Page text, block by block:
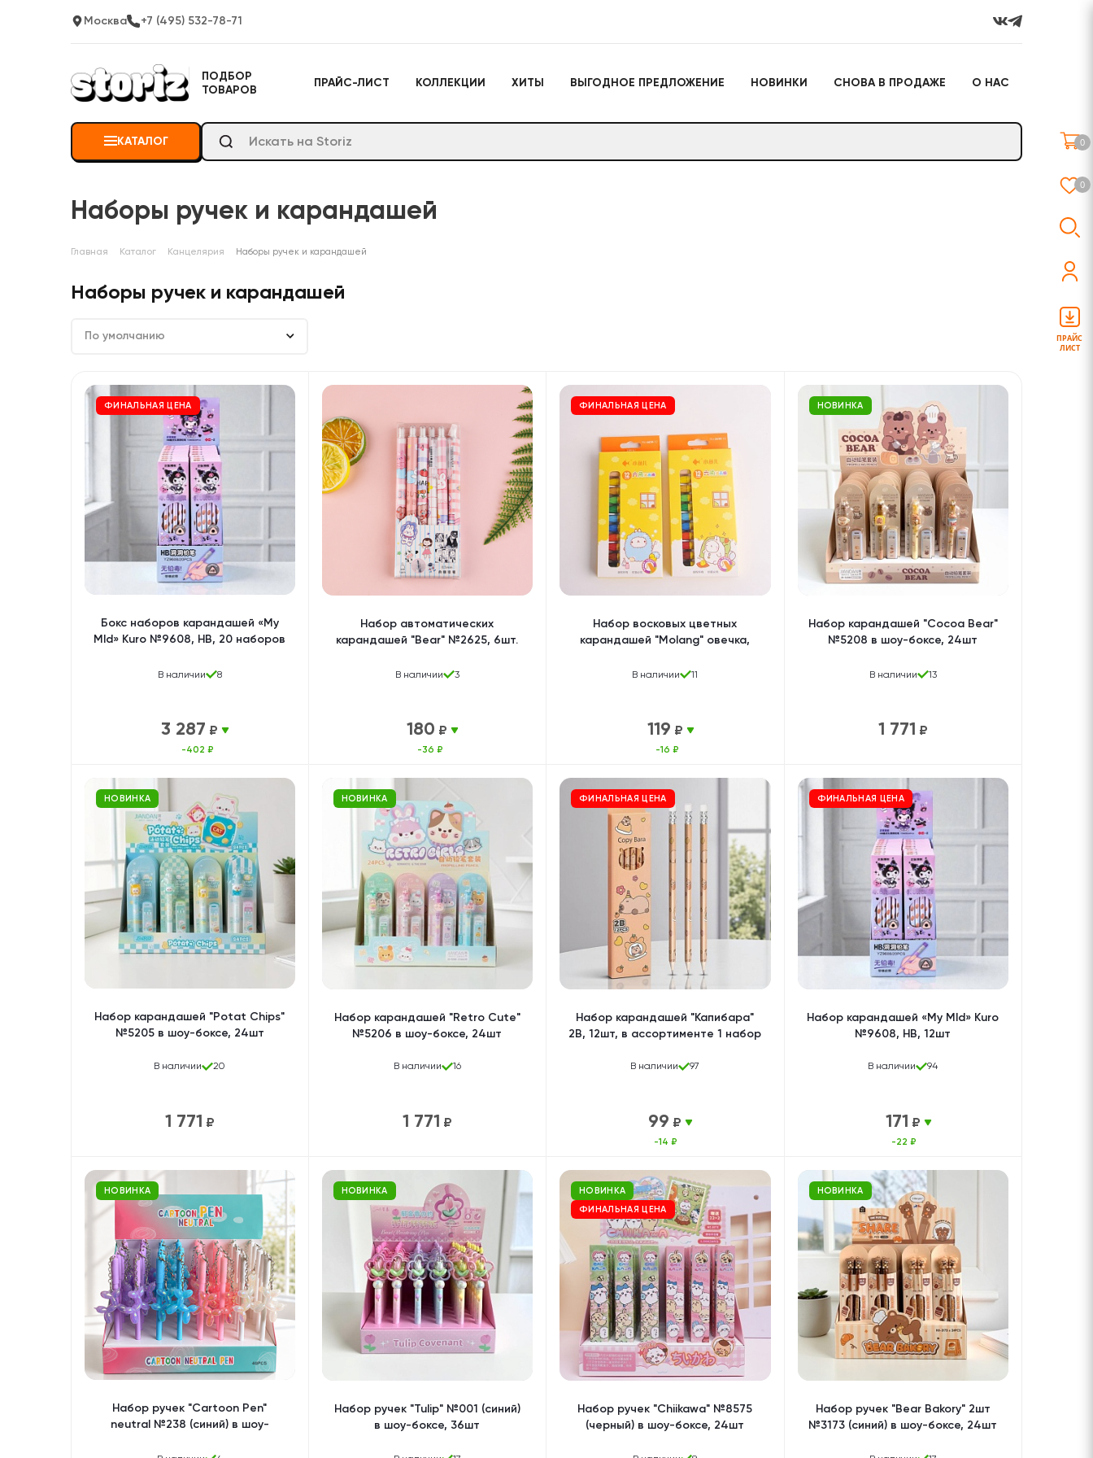
Москва +7 (495) 532-78-71
ПОДБОР
ТОВАРОВ
ПРАЙС-ЛИСТ КОЛЛЕКЦИИ ХИТЫ ВЫГОДНОЕ ПРЕДЛОЖЕНИЕ НОВИНКИ СНОВА В ПРОДАЖЕ О НАС
КАТАЛОГ
Декоративные подушки
Мягкие игрушки
Игрушки
Actiontoys
Антистрессы
Декоративные подушки
Игрушки для активного
Мягкие брелоки
Настольные игры
Подарочные наборы
Слайм
Наборы ручек и карандашей
Главная Каталог Канцелярия Наборы ручек и карандашей
Наборы ручек и карандашей
По умолчанию
ФИНАЛЬНАЯ ЦЕНА
В наличии 8
Бокс наборов карандашей «My
Mld» Kuro №9608, HB, 20 наборов
3 287 ₽
-402 ₽
В наличии 3
Набор автоматических
карандашей "Bear" №2625, 6шт.
180 ₽
-36 ₽
ФИНАЛЬНАЯ ЦЕНА
В наличии 11
Набор восковых цветных
карандашей "Molang" овечка,
119 ₽
-16 ₽
НОВИНКА
В наличии 13
Набор карандашей "Cocoa Bear"
№5208 в шоу-боксе, 24шт
1 771 ₽
НОВИНКА
В наличии 20
Набор карандашей "Potat Chips"
№5205 в шоу-боксе, 24шт
1 771 ₽
НОВИНКА
В наличии 16
Набор карандашей "Retro Cute"
№5206 в шоу-боксе, 24шт
1 771 ₽
ФИНАЛЬНАЯ ЦЕНА
В наличии 97
Набор карандашей "Капибара"
2B, 12шт, в ассортименте 1 набор
99 ₽
-14 ₽
ФИНАЛЬНАЯ ЦЕНА
В наличии 94
Набор карандашей «My Mld» Kuro
№9608, HB, 12шт
171 ₽
-22 ₽
НОВИНКА
Набор ручек "Cartoon Pen"
neutral №238 (синий) в шоу-
НОВИНКА
Набор ручек "Tulip" №001 (синий)
в шоу-боксе, 36шт
НОВИНКА
ФИНАЛЬНАЯ ЦЕНА
Набор ручек "Сhiikawa" №8575
(черный) в шоу-боксе, 24шт
НОВИНКА
Набор ручек "Bear Bakory" 2шт
№3173 (синий) в шоу-боксе, 24шт
0
0
ПРАЙС
ЛИСТ